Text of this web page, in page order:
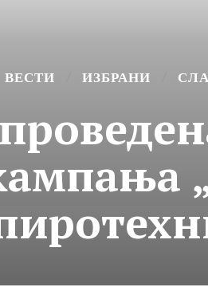
ВЕСТИ ИЗБРАНИ